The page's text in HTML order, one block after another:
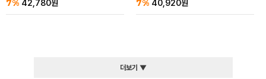
7% 42,780원 7% 40,920원
더보기 ▼